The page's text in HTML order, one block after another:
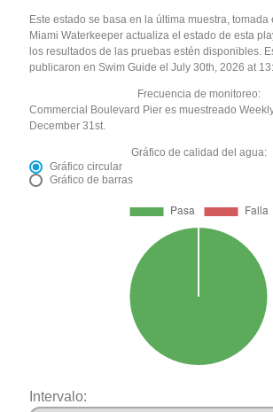
Este estado se basa en la última muestra, tomada
Miami Waterkeeper actualiza el estado de esta
los resultados de las pruebas estén disponibles.
publicaron en Swim Guide el July 30th, 2026 at
Frecuencia de monitoreo:
Commercial Boulevard Pier es muestreado
December 31st.
Gráfico de calidad del agua:
Gráfico circular
Gráfico de barras
Intervalo: